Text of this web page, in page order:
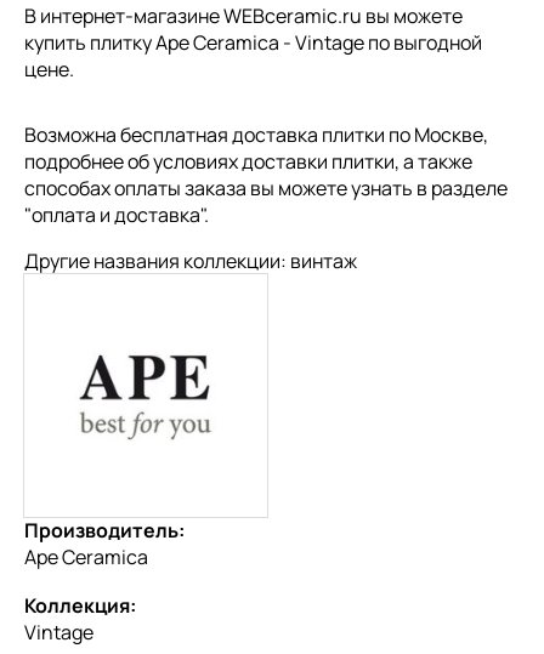
В интернет-магазине WEBceramic.ru вы можете
купить плитку Ape Ceramica - Vintage по выгодной
цене.
Возможна бесплатная доставка плитки по Москве,
подробнее об условиях доставки плитки, а также
способах оплаты заказа вы можете узнать в разделе
"оплата и доставка".
Другие названия коллекции: винтаж
Производитель:
Ape Ceramica
Коллекция:
Vintage